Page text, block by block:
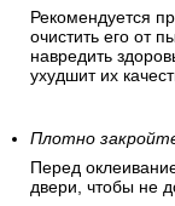
Рекомендуется
очистить его от
навредить
ухудшит их
Плотно
Перед
двери, чтобы не